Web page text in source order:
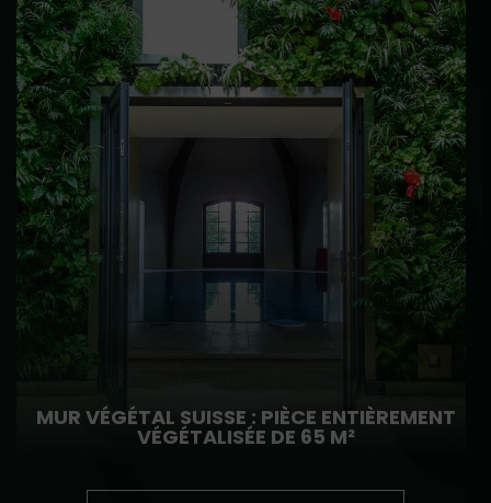
MUR VÉGÉTAL SUISSE : PIÈCE ENTIÈREMENT
VÉGÉTALISÉE DE 65 M²